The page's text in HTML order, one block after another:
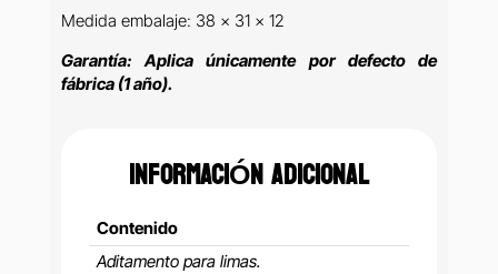
Medida embalaje: 38 x 31 x 12
Garantía: Aplica únicamente por defecto de
fábrica (1 año).
INFORMACIÓN ADICIONAL
Contenido
Aditamento para limas.